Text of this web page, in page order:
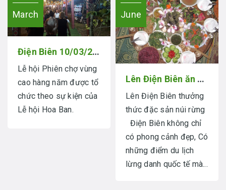
March
Điện Biên 10/03/2023. Khai mạc lễ hội: Phiên chợ vùng cao.
Lễ hội Phiên chợ vùng
cao hàng năm được tổ
chức theo sự kiện của
Lễ hội Hoa Ban.
June
Lên Điện Biên ăn Đặc sản núi rừng
Lên Điện Biên thưởng
thức đặc sản núi rừng
Điện Biên không chỉ
có phong cảnh đẹp, Có
những điểm du lịch
lừng danh quốc tế mà...